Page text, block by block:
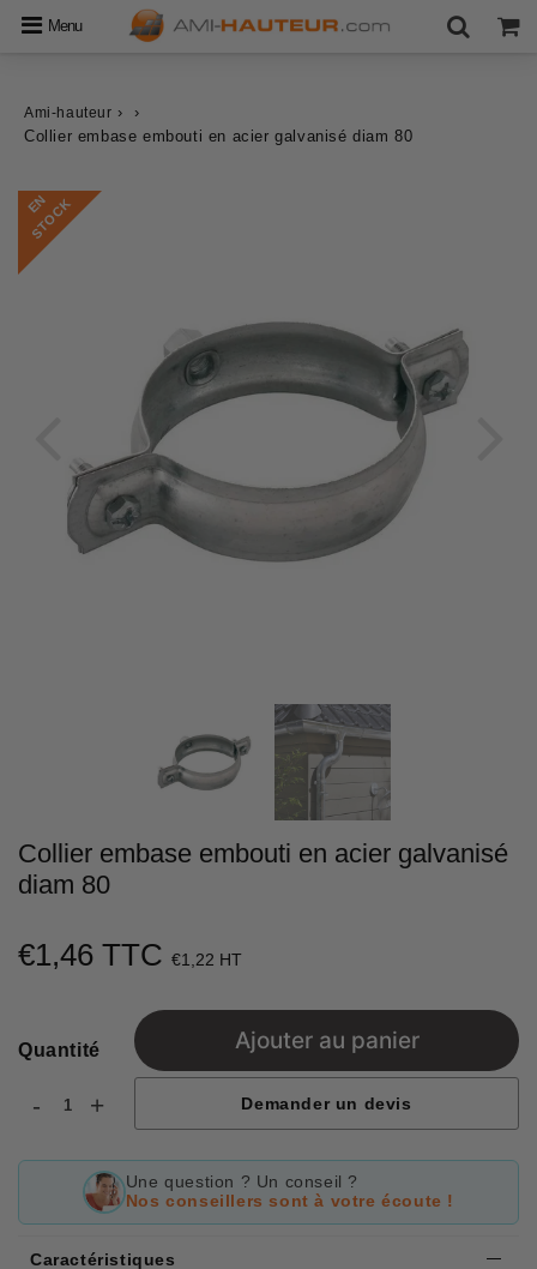
Menu
Ami-hauteur ›
›
Collier embase embouti en acier galvanisé diam 80
E
N
S
T
O
C
K
Collier embase embouti en acier galvanisé
diam 80
€1,46 TTC €1,22 HT
Quantité
- +
Ajouter au panier
Demander un devis
Une question ? Un conseil ?
Nos conseillers sont à votre écoute !
Caractéristiques